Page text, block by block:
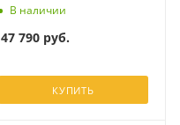
В наличии
47 790 руб.
КУПИТЬ